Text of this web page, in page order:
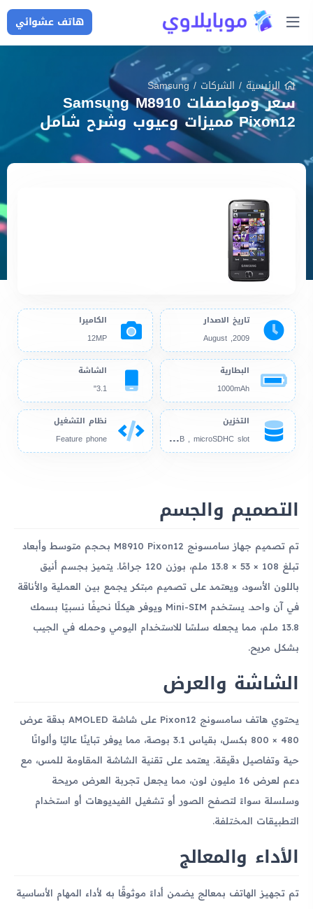
هاتف عشوائي
الرئيسية/ الشركات /
Samsung
سعر ومواصفات Samsung M8910
Pixon12 مميزات وعيوب وشرح شامل
تاريخ الاصدار
2009, August
الكاميرا
12MP
البطارية
1000mAh
الشاشة
3.1"
التخزين
150
MB , microSDHC slot
نظام التشغيل
Feature phone
التصميم والجسم
تم تصميم جهاز سامسونج M8910 Pixon12 بحجم متوسط وأبعاد
تبلغ 108 × 53 × 13.8 ملم، بوزن 120 جرامًا. يتميز بجسم أنيق
باللون الأسود، ويعتمد على تصميم مبتكر يجمع بين العملية والأناقة
في آن واحد. يستخدم Mini-SIM ويوفر هيكلًا نحيفًا نسبيًا بسمك
13.8 ملم، مما يجعله سلسًا للاستخدام اليومي وحمله في الجيب
بشكل مريح.
الشاشة والعرض
يحتوي هاتف سامسونج Pixon12 على شاشة AMOLED بدقة عرض
480 × 800 بكسل، بقياس 3.1 بوصة، مما يوفر تباينًا عاليًا وألوانًا
حية وتفاصيل دقيقة. يعتمد على تقنية الشاشة المقاومة للمس، مع
دعم لعرض 16 مليون لون، مما يجعل تجربة العرض مريحة
وسلسلة سواءً لتصفح الصور أو تشغيل الفيديوهات أو استخدام
التطبيقات المختلفة.
الأداء والمعالج
تم تجهيز الهاتف بمعالج يضمن أداءً موثوقًا به لأداء المهام الأساسية